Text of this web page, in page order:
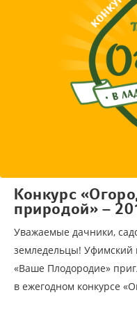
Конкурс
природой» –
Уважаемые дачники,
земледельцы! Уфимский
«Ваше Плодородие»
в ежегодном конкурсе